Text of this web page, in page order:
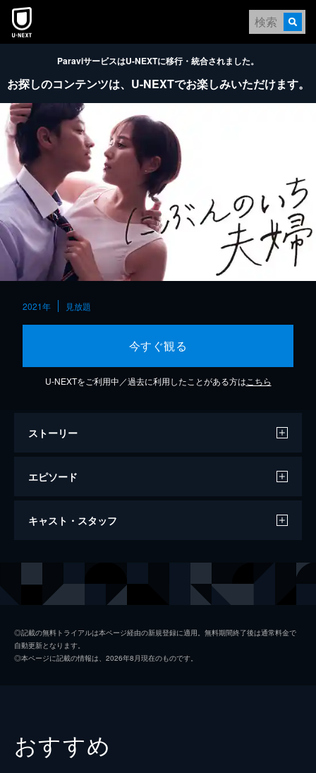
本文へスキップ
ParaviサービスはU-NEXTに移行・統合されました。
お探しのコンテンツは、 U-NEXTでお楽しみいただけます。
2021年 見放題
今すぐ観る
U-NEXTをご利用中／過去に利用したことがある方は こちら
ストーリー
エピソード
#1 第1話 純愛と裏切り
た。ある日、文はひょんなことから和真の携
う。そして、和真は帰りが遅くなり始め...。
#2 第2話 疑惑のキス
結婚記念日の準備を済ませ、和真の帰りを待
っていた文。そこへ、「今夜は帰れない」と
#3 第3話 裏切りの夜
和真の浮気相手らしきアカウントを見つけ、
キャスト・スタッフ
中山和真 竹財輝之助
◎記載の無料トライアルは本ページ経由の新規登録に適用。無料期間終了後は通常料金で
自動更新となります。
◎本ページに記載の情報は、2026年8月現在のものです。
おすすめ